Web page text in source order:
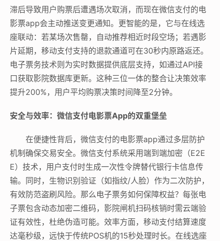
滞后导致用户购票后遭遇场次取消，而现在微信支付的电
影票app会主动推送变更通知。更智能的是，它与在线选
座联动：若某场次售罄，自动推荐相近时段空场；若遇影
片延期，移动支付支持的退款通道可在30秒内原路返还。
电子票务技术则为实时数据提供底层支持，如通过API接
口获取影院数据库更新。这种三位一体的整合让决策效率
提升200%，用户平均购票决策时间降至2分钟。
安全与效率：微信支付电影票App的双重堡垒
在便捷性背后，微信支付的电影票app通过多层防护
机制确保交易安全。微信支付系统采用端到端加密（E2E
E）技术，用户支付时生成一次性令牌替代银行卡信息传
输。同时，生物识别验证（如指纹/人脸）作为二次防护，
有效防范盗刷风险。那么电子票务如何保障权益？每张电
子票包含动态加密二维码，影院闸机扫码核销时需云端验
证有效性，杜绝伪造可能。效率方面，移动支付结算速度
达毫秒级，远快于传统POS机的15秒处理时长。在线选座